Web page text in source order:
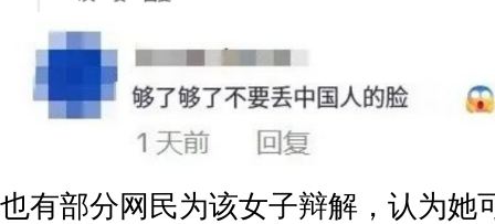
也有部分网民为该女子辩解，认为她